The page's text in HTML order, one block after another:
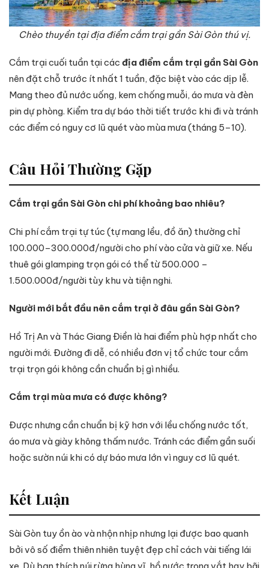
Chèo thuyền tại địa điểm cắm trại gần Sài Gòn thú vị.
Cắm trại cuối tuần tại các địa điểm cắm trại gần Sài Gòn
nên đặt chỗ trước ít nhất 1 tuần, đặc biệt vào các dịp lễ.
Mang theo đủ nước uống, kem chống muỗi, áo mưa và đèn
pin dự phòng. Kiểm tra dự báo thời tiết trước khi đi và tránh
các điểm có nguy cơ lũ quét vào mùa mưa (tháng 5–10).
Câu Hỏi Thường Gặp
Cắm trại gần Sài Gòn chi phí khoảng bao nhiêu?
Chi phí cắm trại tự túc (tự mang lều, đồ ăn) thường chỉ
100.000–300.000đ/người cho phí vào cửa và giữ xe. Nếu
thuê gói glamping trọn gói có thể từ 500.000 –
1.500.000đ/người tùy khu và tiện nghi.
Người mới bắt đầu nên cắm trại ở đâu gần Sài Gòn?
Hồ Trị An và Thác Giang Điền là hai điểm phù hợp nhất cho
người mới. Đường đi dễ, có nhiều đơn vị tổ chức tour cắm
trại trọn gói không cần chuẩn bị gì nhiều.
Cắm trại mùa mưa có được không?
Được nhưng cần chuẩn bị kỹ hơn với lều chống nước tốt,
áo mưa và giày không thấm nước. Tránh các điểm gần suối
hoặc sườn núi khi có dự báo mưa lớn vì nguy cơ lũ quét.
Kết Luận
Sài Gòn tuy ồn ào và nhộn nhịp nhưng lại được bao quanh
bởi vô số điểm thiên nhiên tuyệt đẹp chỉ cách vài tiếng lái
xe. Dù bạn thích núi rừng hùng vĩ, hồ nước trong vắt hay bãi